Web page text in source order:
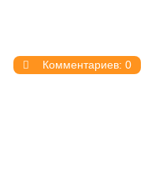
Комментариев: 0